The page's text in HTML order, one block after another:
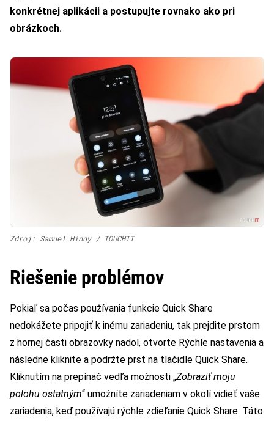
konkrétnej aplikácii a postupujte rovnako ako pri
obrázkoch.
Zdroj: Samuel Hindy / TOUCHIT
Riešenie problémov
Pokiaľ sa počas používania funkcie Quick Share
nedokážete pripojiť k inému zariadeniu, tak prejdite prstom
z hornej časti obrazovky nadol, otvorte Rýchle nastavenia a
následne kliknite a podržte prst na tlačidle Quick Share.
Kliknutím na prepínač vedľa možnosti „Zobraziť moju
polohu ostatným“ umožníte zariadeniam v okolí vidieť vaše
zariadenia, keď používajú rýchle zdieľanie Quick Share. Táto